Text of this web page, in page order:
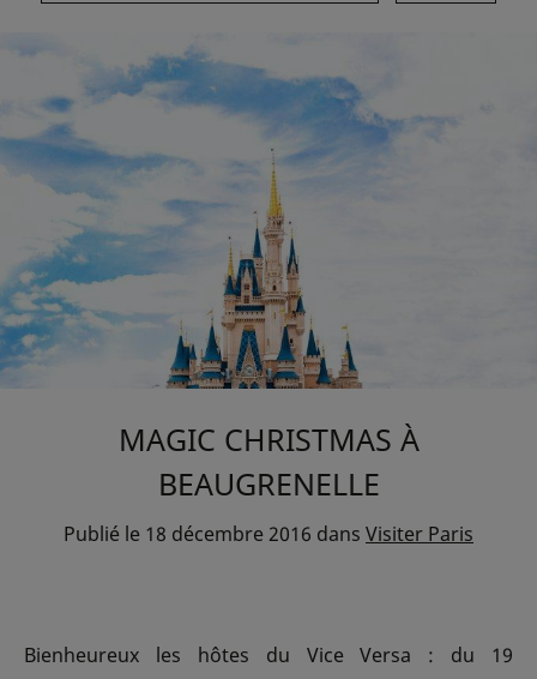
MAGIC CHRISTMAS À
BEAUGRENELLE
Publié le 18 décembre 2016 dans Visiter Paris
Bienheureux les hôtes du Vice Versa : du 19